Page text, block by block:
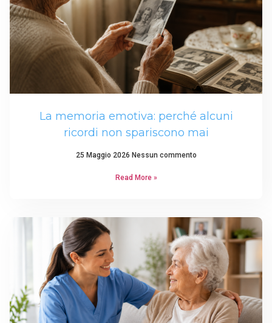
La memoria emotiva: perché alcuni
ricordi non spariscono mai
25 Maggio 2026 Nessun commento
Read More »